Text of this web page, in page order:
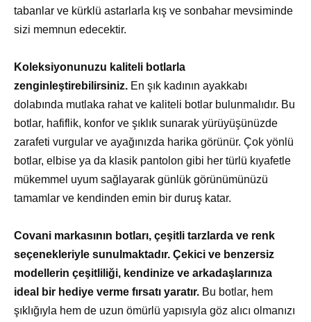
tabanlar ve kürklü astarlarla kış ve sonbahar mevsiminde
sizi memnun edecektir.
Koleksiyonunuzu kaliteli botlarla
zenginleştirebilirsiniz. En şık kadının ayakkabı
dolabında mutlaka rahat ve kaliteli botlar bulunmalıdır. Bu
botlar, hafiflik, konfor ve şıklık sunarak yürüyüşünüzde
zarafeti vurgular ve ayağınızda harika görünür. Çok yönlü
botlar, elbise ya da klasik pantolon gibi her türlü kıyafetle
mükemmel uyum sağlayarak günlük görünümünüzü
tamamlar ve kendinden emin bir duruş katar.
Covani markasının botları, çeşitli tarzlarda ve renk
seçenekleriyle sunulmaktadır. Çekici ve benzersiz
modellerin çeşitliliği, kendinize ve arkadaşlarınıza
ideal bir hediye verme fırsatı yaratır. Bu botlar, hem
şıklığıyla hem de uzun ömürlü yapısıyla göz alıcı olmanızı